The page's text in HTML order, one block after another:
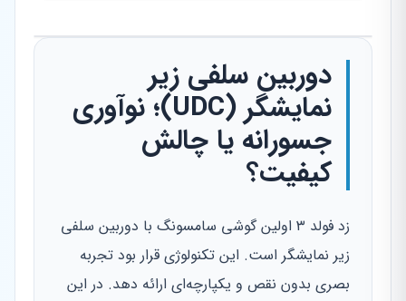
دوربین سلفی زیر
نمایشگر (UDC)؛ نوآوری
جسورانه یا چالش
کیفیت؟
زد فولد ۳ اولین گوشی سامسونگ با دوربین سلفی
زیر نمایشگر است. این تکنولوژی قرار بود تجربه
بصری بدون نقص و یکپارچه‌ای ارائه دهد. در این